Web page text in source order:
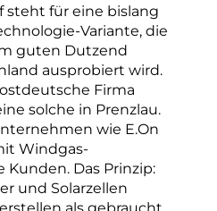
steht für eine bislang
Variante, die
guten Dutzend
ausprobiert wird.
Firma
solche in Prenzlau.
wie E.On
Windgas-
Kunden. Das Prinzip:
und Solarzellen
als gebraucht